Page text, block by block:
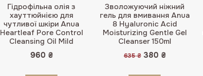
Гідрофільна олія з
хауттюйнією для
чутливої шкіри Anua
Heartleaf Pore Control
Cleansing Oil Mild
960 ₴
Зволожуючий ніжний
гель для вмивання Anua
8 Hyaluronic Acid
Moisturizing Gentle Gel
Cleanser 150ml
Оцінено в
4.50з 5
635₴ Оригінальна
380 ₴Поточна